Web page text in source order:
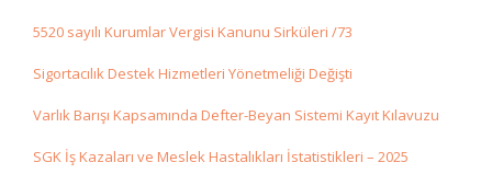
5520 sayılı Kurumlar Vergisi Kanunu Sirküleri /73
Sigortacılık Destek Hizmetleri Yönetmeliği Değişti
Varlık Barışı Kapsamında Defter-Beyan Sistemi Kayıt Kılavuzu
SGK İş Kazaları ve Meslek Hastalıkları İstatistikleri – 2025